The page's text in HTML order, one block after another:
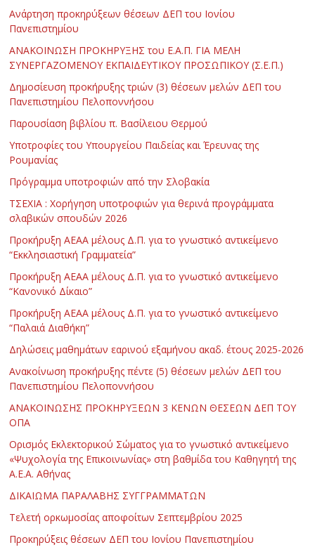
Ανάρτηση προκηρύξεων θέσεων ΔΕΠ του Ιονίου
Πανεπιστημίου
ΑΝΑΚΟΙΝΩΣΗ ΠΡΟΚΗΡΥΞΗΣ του Ε.Α.Π. ΓΙΑ ΜΕΛΗ
ΣΥΝΕΡΓΑΖΟΜΕΝΟΥ ΕΚΠΑΙΔΕΥΤΙΚΟΥ ΠΡΟΣΩΠΙΚΟΥ (Σ.Ε.Π.)
Δημοσίευση προκήρυξης τριών (3) θέσεων μελών ΔΕΠ του
Πανεπιστημίου Πελοποννήσου
Παρουσίαση βιβλίου π. Βασίλειου Θερμού
Υποτροφίες του Υπουργείου Παιδείας και Έρευνας της
Ρουμανίας
Πρόγραμμα υποτροφιών από την Σλοβακία
ΤΣΕΧΙΑ : Χορήγηση υποτροφιών για θερινά προγράμματα
σλαβικών σπουδών 2026
Προκήρυξη ΑΕΑΑ μέλους Δ.Π. για το γνωστικό αντικείμενο
“Εκκλησιαστική Γραμματεία”
Προκήρυξη ΑΕΑΑ μέλους Δ.Π. για το γνωστικό αντικείμενο
“Κανονικό Δίκαιο”
Προκήρυξη ΑΕΑΑ μέλους Δ.Π. για το γνωστικό αντικείμενο
“Παλαιά Διαθήκη”
Δηλώσεις μαθημάτων εαρινού εξαμήνου ακαδ. έτους 2025-2026
Ανακοίνωση προκήρυξης πέντε (5) θέσεων μελών ΔΕΠ του
Πανεπιστημίου Πελοποννήσου
ΑΝΑΚΟΙΝΩΣΗΣ ΠΡΟΚΗΡΥΞΕΩΝ 3 ΚΕΝΩΝ ΘΕΣΕΩΝ ΔΕΠ ΤΟΥ
ΟΠΑ
Ορισμός Εκλεκτορικού Σώματος για το γνωστικό αντικείμενο
«Ψυχολογία της Επικοινωνίας» στη βαθμίδα του Καθηγητή της
Α.Ε.Α. Αθήνας
ΔΙΚΑΙΩΜΑ ΠΑΡΑΛΑΒΗΣ ΣΥΓΓΡΑΜΜΑΤΩΝ
Τελετή ορκωμοσίας αποφοίτων Σεπτεμβρίου 2025
Προκηρύξεις θέσεων ΔΕΠ του Ιονίου Πανεπιστημίου